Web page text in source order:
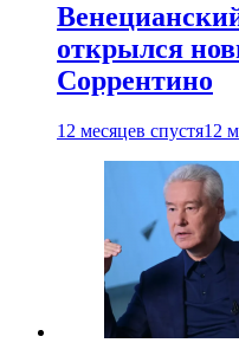
открылся
Соррентино
12 месяцев спустя12